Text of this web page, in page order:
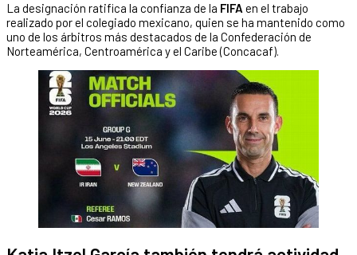
La designación ratifica la confianza de la FIFA en el trabajo
realizado por el colegiado mexicano, quien se ha mantenido como
uno de los árbitros más destacados de la Confederación de
Norteamérica, Centroamérica y el Caribe (Concacaf).